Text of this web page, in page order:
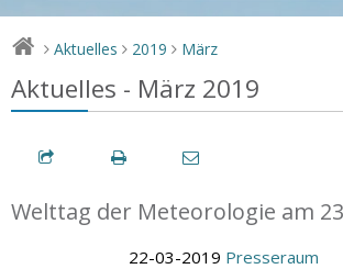
> Aktuelles > 2019 > März
Aktuelles - März 2019
Welttag der Meteorologie am
22-03-2019 Presseraum